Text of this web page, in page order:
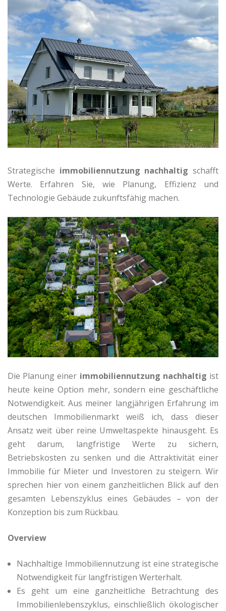
Strategische immobiliennutzung nachhaltig schafft
Werte. Erfahren Sie, wie Planung, Effizienz und
Technologie Gebäude zukunftsfähig machen.
Die Planung einer immobiliennutzung nachhaltig ist
heute keine Option mehr, sondern eine geschäftliche
Notwendigkeit. Aus meiner langjährigen Erfahrung im
deutschen Immobilienmarkt weiß ich, dass dieser
Ansatz weit über reine Umweltaspekte hinausgeht. Es
geht darum, langfristige Werte zu sichern,
Betriebskosten zu senken und die Attraktivität einer
Immobilie für Mieter und Investoren zu steigern. Wir
sprechen hier von einem ganzheitlichen Blick auf den
gesamten Lebenszyklus eines Gebäudes – von der
Konzeption bis zum Rückbau.
Overview
Nachhaltige Immobiliennutzung ist eine strategische
Notwendigkeit für langfristigen Werterhalt.
Es geht um eine ganzheitliche Betrachtung des
Immobilienlebenszyklus, einschließlich ökologischer